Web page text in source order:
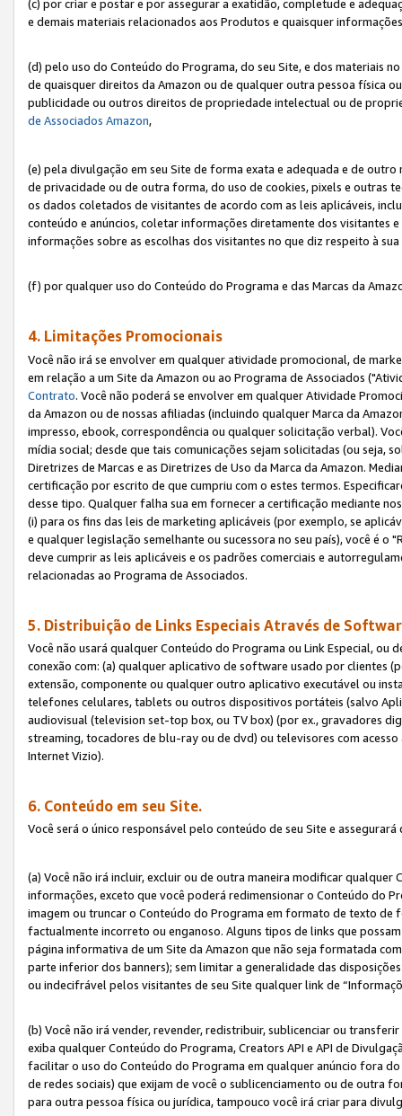
(c) por criar e postar e por assegurar a exatidão, completude e
e demais materiais relacionados aos Produtos e quaisquer
(d) pelo uso do Conteúdo do Programa, do seu Site, e dos materiais
de quaisquer direitos da Amazon ou de qualquer outra pessoa física
publicidade ou outros direitos de propriedade intelectual ou de
de Associados Amazon,
(e) pela divulgação em seu Site de forma exata e adequada e de
de privacidade ou de outra forma, do uso de cookies, pixels e outras
os dados coletados de visitantes de acordo com as leis aplicáveis,
conteúdo e anúncios, coletar informações diretamente dos visitantes
informações sobre as escolhas dos visitantes no que diz respeito à
(f) por qualquer uso do Conteúdo do Programa e das Marcas da
4. Limitações Promocionais
Você não irá se envolver em qualquer atividade promocional, de
em relação a um Site da Amazon ou ao Programa de Associados
Contrato. Você não poderá se envolver em qualquer Atividade
da Amazon ou de nossas afiliadas (incluindo qualquer Marca da
impresso, ebook, correspondência ou qualquer solicitação verbal).
mídia social; desde que tais comunicações sejam solicitadas (ou seja,
Diretrizes de Marcas e as Diretrizes de Uso da Marca da Amazon.
certificação por escrito de que cumpriu com o estes termos.
desse tipo. Qualquer falha sua em fornecer a certificação mediante
(i) para os fins das leis de marketing aplicáveis (por exemplo, se
e qualquer legislação semelhante ou sucessora no seu país), você é o
deve cumprir as leis aplicáveis e os padrões comerciais e
relacionadas ao Programa de Associados.
5. Distribuição de Links Especiais Através de
Você não usará qualquer Conteúdo do Programa ou Link Especial,
conexão com: (a) qualquer aplicativo de software usado por clientes
extensão, componente ou qualquer outro aplicativo executável ou
telefones celulares, tablets ou outros dispositivos portáteis (salvo
audiovisual (television set-top box, ou TV box) (por ex., gravadores
streaming, tocadores de blu-ray ou de dvd) ou televisores com
Internet Vizio).
6. Conteúdo em seu Site.
Você será o único responsável pelo conteúdo de seu Site e assegurará
(a) Você não irá incluir, excluir ou de outra maneira modificar
informações, exceto que você poderá redimensionar o Conteúdo do
imagem ou truncar o Conteúdo do Programa em formato de texto
factualmente incorreto ou enganoso. Alguns tipos de links que
página informativa de um Site da Amazon que não seja formatada
parte inferior dos banners); sem limitar a generalidade das
ou indecifrável pelos visitantes de seu Site qualquer link de
(b) Você não irá vender, revender, redistribuir, sublicenciar ou
exiba qualquer Conteúdo do Programa, Creators API e API de
facilitar o uso do Conteúdo do Programa em qualquer anúncio fora
de redes sociais) que exijam de você o sublicenciamento ou de outra
para outra pessoa física ou jurídica, tampouco você irá criar para